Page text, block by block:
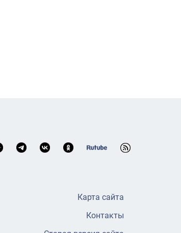
Карта сайта
Контакты